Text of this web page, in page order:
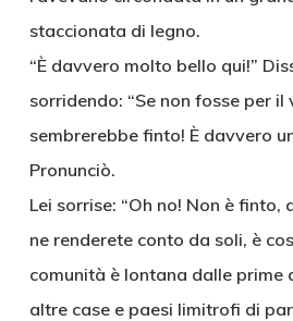
staccionata di legno.
“È davvero molto bello qui!”
sorridendo: “Se non fosse per
sembrerebbe finto! È davvero
Pronunciò.
Lei sorrise: “Oh no! Non è finto,
ne renderete conto da soli, è
comunità è lontana dalle prime
altre case e paesi limitrofi di